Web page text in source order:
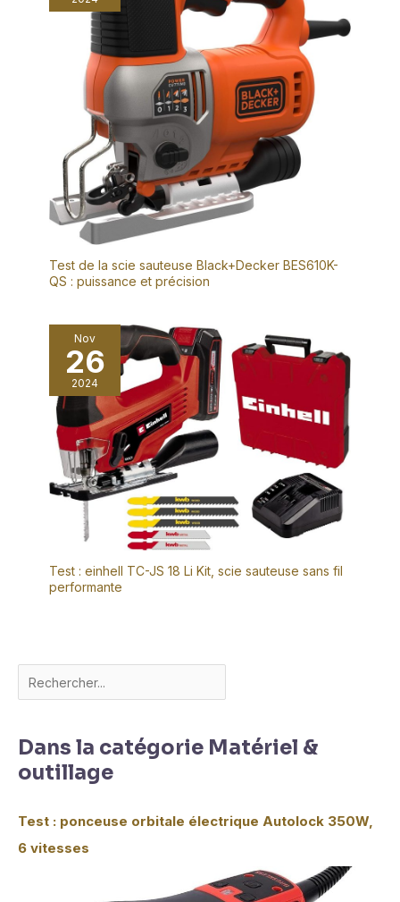
antidérapante assure confort
et précision, tandis que sa
grande plaque de 150 mm
couvre une large zone pour
un résultat rapide, homogène
et éclatant sur toute la
antidérapante pour rendre
votre travail plus confortable
et vous offrir une meilleure
prise en main pour un
contrôle précis et sûr Large
Application: Le kit de
polissage automobile
comprend une polisseuse
sans fil de 18cm, deux
batteries Li-ion 21V 4000mAh,
un chargeur rapide, un
tampon de polissage en
éponge, un tampon de
polissage en éponge ondulée,
un disque de polissage en
laine, du papier de verre et un
Les tampons de polissage
Test de la scie sauteuse Black+Decker BES610K-
QS : puissance et précision
Nov
26
2024
Test : einhell TC-JS 18 Li Kit, scie sauteuse sans fil
performante
Dans la catégorie Matériel &
outillage
Test : ponceuse orbitale électrique Autolock 350W,
6 vitesses